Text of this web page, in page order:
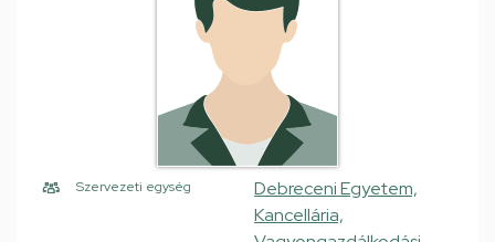
Szervezeti egység
Debreceni Egyetem,
Kancellária,